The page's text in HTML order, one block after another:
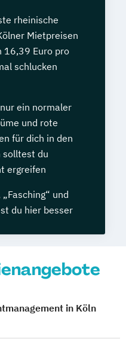
rheinische
Mietpreisen
16,39 Euro pro
schlucken
ein normaler
und rote
für dich in den
solltest du
ergreifen
und
du hier besser
in Köln